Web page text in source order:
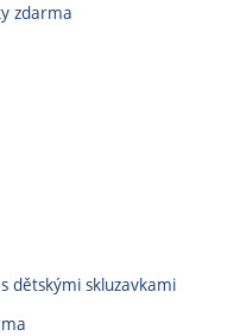
zdarma
dětskými skluzavkami